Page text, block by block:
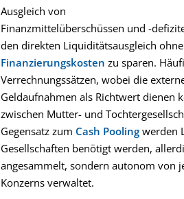
Ausgleich von
Finanzmittelüberschüssen und -
den direkten Liquiditätsausgleich
Finanzierungskosten zu sparen.
Verrechnungssätzen, wobei die
Geldaufnahmen als Richtwert dienen
zwischen Mutter- und
Gegensatz zum Cash Pooling werden
Gesellschaften benötigt werden,
angesammelt, sondern autonom von
Konzerns verwaltet.